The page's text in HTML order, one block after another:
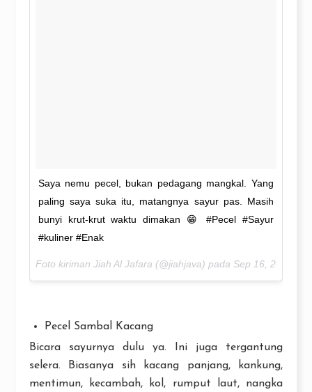
Saya nemu pecel, bukan pedagang mangkal. Yang
paling saya suka itu, matangnya sayur pas. Masih
bunyi krut-krut waktu dimakan 😁 #Pecel #Sayur
#kuliner #Enak
Foto kiriman Jiah Al Jafara (@jiahjava) pada Sep 16, 2016
Pecel Sambal Kacang
Bicara sayurnya dulu ya. Ini juga tergantung
selera. Biasanya sih kacang panjang, kankung,
mentimun, kecambah, kol, rumput laut, nangka